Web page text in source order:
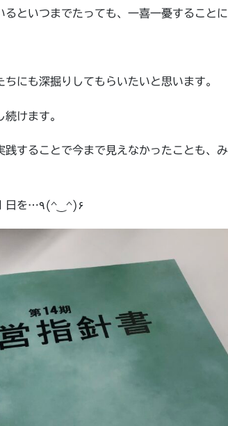
といつまでたっても、一喜一憂することに
にも深掘りしてもらいたいと思います。
けます。
することで今まで見えなかったことも、
みなさまにとって素晴らしすぎる１日を…٩(^‿^)۶